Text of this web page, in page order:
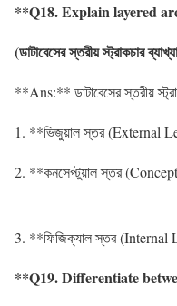
**Q18. Explain layered
(ডাটাবেসেরস্তরীয়স্ট্রাকচারব্যাখ্যা
**Ans:** ডাটাবেসের স্তরীয়
1. **ভিজুয়াল স্তর (External
2. **কনসেপ্টুয়াল স্তর
3. **ফিজিক্যাল স্তর (Internal
**Q19. Differentiate